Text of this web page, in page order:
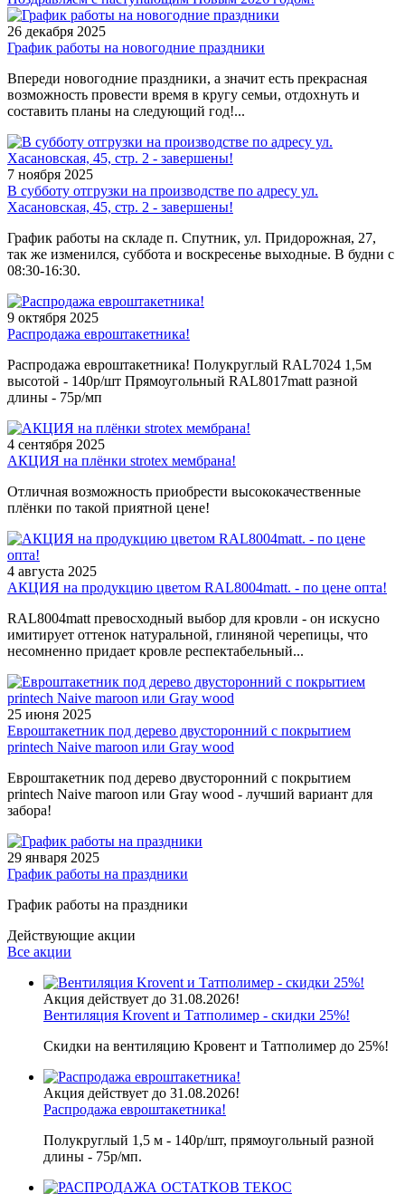
26 декабря 2025
График работы на новогодние праздники
Впереди новогодние праздники, а значит есть прекрасная
возможность провести время в кругу семьи, отдохнуть и
составить планы на следующий год!...
7 ноября 2025
В субботу отгрузки на производстве по адресу ул.
Хасановская, 45, стр. 2 - завершены!
График работы на складе п. Спутник, ул. Придорожная, 27,
так же изменился, суббота и воскресенье выходные. В будни с
08:30-16:30.
9 октября 2025
Распродажа евроштакетника!
Распродажа евроштакетника! Полукруглый RAL7024 1,5м
высотой - 140р/шт Прямоугольный RAL8017matt разной
длины - 75р/мп
4 сентября 2025
АКЦИЯ на плёнки strotex мембрана!
Отличная возможность приобрести высококачественные
плёнки по такой приятной цене!
4 августа 2025
АКЦИЯ на продукцию цветом RAL8004matt. - по цене опта!
RAL8004matt превосходный выбор для кровли - он искусно
имитирует оттенок натуральной, глиняной черепицы, что
несомненно придает кровле респектабельный...
25 июня 2025
Евроштакетник под дерево двусторонний с покрытием
printech Naive maroon или Gray wood
Евроштакетник под дерево двусторонний с покрытием
printech Naive maroon или Gray wood - лучший вариант для
забора!
29 января 2025
График работы на праздники
График работы на праздники
Действующие акции
Все акции
Акция действует до 31.08.2026!
Вентиляция Krovent и Татполимер - скидки 25%!
Скидки на вентиляцию Кровент и Татполимер до 25%!
Акция действует до 31.08.2026!
Распродажа евроштакетника!
Полукруглый 1,5 м - 140р/шт, прямоугольный разной
длины - 75р/мп.